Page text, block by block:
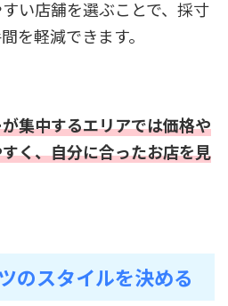
い店舗を選ぶことで、採寸
を軽減できます。
集中するエリアでは価格や
く、自分に合ったお店を見
のスタイルを決める